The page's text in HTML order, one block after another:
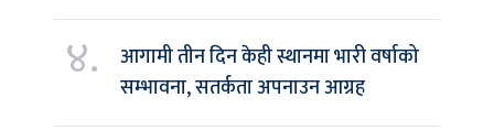
४.
आगामी तीन दिन केही स्थानमा भारी वर्षाको
सम्भावना, सतर्कता अपनाउन आग्रह